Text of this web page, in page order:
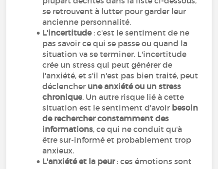
se retrouvent à lutter pour garder leur
ancienne personnalité.
L'incertitude :c'est le sentiment de ne
pas savoir ce qui se passe ou quand la
situation va se terminer. L'incertitude
crée un stress qui peut générer de
l'anxiété, et s'il n'est pas bien traité, peut
déclencher une anxiété ou un stress
chronique. Un autre risque lié à cette
situation est le sentiment d'avoir besoin
de rechercher constamment des
informations, ce qui ne conduit qu'à
être sur-informé et probablement trop
anxieux.
L'anxiété et la peur: ces émotions sont